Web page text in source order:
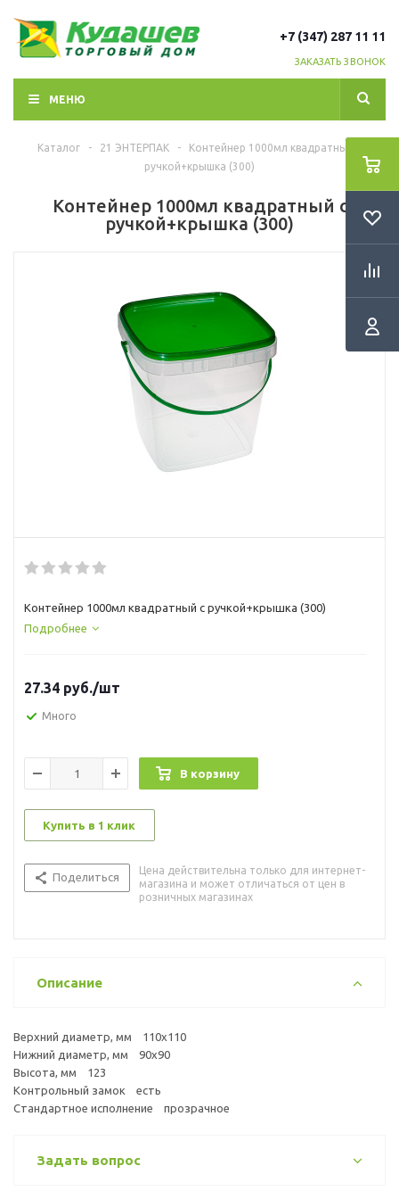
+7 (347) 287 11 11
ЗАКАЗАТЬ ЗВОНОК
МЕНЮ
Каталог - 21 ЭНТЕРПАК -
Контейнер 1000мл квадратный с
ручкой+крышка (300)
Контейнер 1000мл квадратный с
ручкой+крышка (300)
Контейнер 1000мл квадратный с ручкой+крышка (300)
Подробнее
27.34 руб./шт
Много
В корзину
Купить в 1 клик
Поделиться
Цена действительна только для интернет-
магазина и может отличаться от цен в
розничных магазинах
Описание
Верхний диаметр, мм 110х110
Нижний диаметр, мм 90х90
Высота, мм 123
Контрольный замок есть
Стандартное исполнение прозрачное
Задать вопрос